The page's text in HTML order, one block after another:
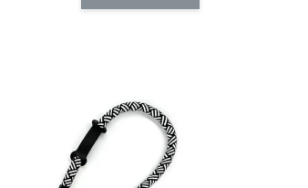
+NT$ 214
NT$ 225